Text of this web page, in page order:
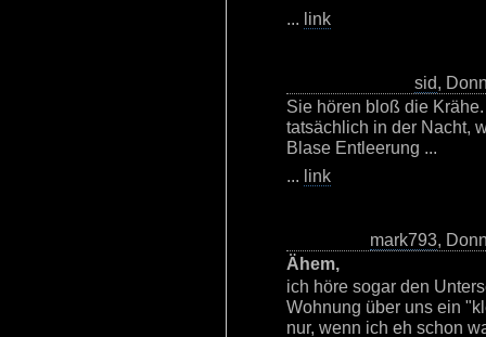
... link
sid,
Sie hören bloß die
tatsächlich in der Nacht,
Blase Entleerung ...
... link
mark793,
Ähem,
ich höre sogar den
Wohnung über uns ein
nur, wenn ich eh schon